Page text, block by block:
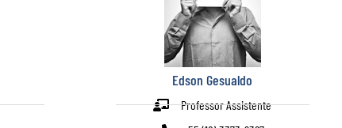
Edson Gesualdo
Professor Assistente